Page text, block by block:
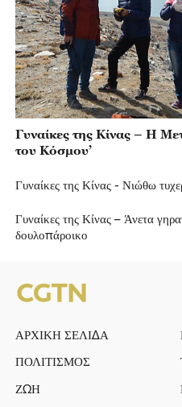
Γυναίκες της Κίνας – Η
του Κόσμου’
Γυναίκες της Κίνας - Νιώθω
Γυναίκες της Κίνας – Άνετα
δουλοπάροικο
ΑΡΧΙΚΗ ΣΕΛΙΔΑ
ΠΟΛΙΤΙΣΜΟΣ
ΖΩΗ